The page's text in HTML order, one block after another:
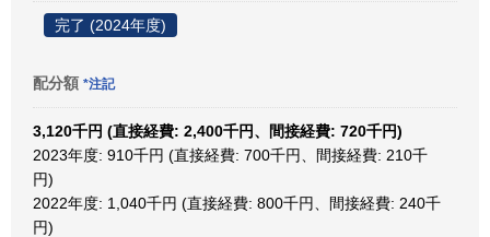
完了 (2024年度)
配分額 *注記
3,120千円 (直接経費: 2,400千円、間接経費: 720千円)
2023年度: 910千円 (直接経費: 700千円、間接経費: 210千
円)
2022年度: 1,040千円 (直接経費: 800千円、間接経費: 240千
円)